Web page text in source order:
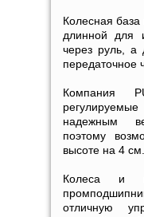
Колесная база
длинной для
через руль, а
передаточное
Компания
надежным
поэтому
высоте на 4 см.
Колеса и
отличную